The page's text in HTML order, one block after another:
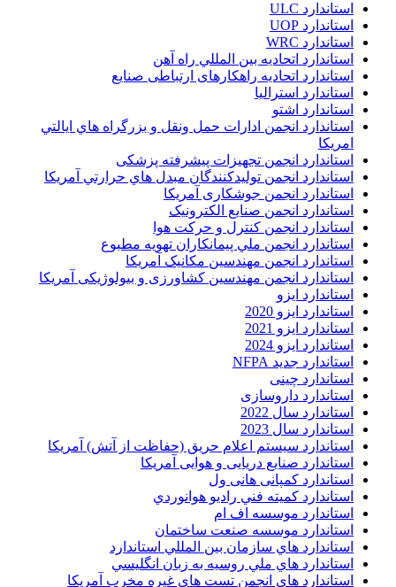
استاندارد ULC
استاندارد UOP
استاندارد WRC
استاندارد اتحاديه بين المللي راه آهن
استاندارد اتحادیه راهکارهای ارتباطی صنایع
استاندارد استرالیا
استاندارد اشتو
استاندارد انجمن ادارات حمل ونقل و بزرگراه هاي ايالتي
امريکا
استاندارد انجمن تجهیزات پیشرفته پزشکی
استاندارد انجمن توليدکنندگان مبدل هاي حرارتي آمريکا
استاندارد انجمن جوشکاری آمریکا
استاندارد انجمن صنايع الکترونيک
استاندارد انجمن کنترل و حرکت هوا
استاندارد انجمن ملي پيمانکاران تهويه مطبوع
استاندارد انجمن مهندسين مکانيک آمريکا
استاندارد انجمن مهندسین کشاورزی و بیولوژیکی آمریکا
استاندارد ایزو
استاندارد ایزو 2020
استاندارد ایزو 2021
استاندارد ایزو 2024
استاندارد جدید NFPA
استاندارد چینی
استاندارد داروسازی
استاندارد سال 2022
استاندارد سال 2023
استاندارد سیستم اعلام حریق (حفاظت از آتش) آمریکا
استاندارد صنایع دریایی و هوایی آمریکا
استاندارد کمپانی هانی ول
استاندارد کميته فني راديو هوانوردي
استاندارد موسسه اف ام
استاندارد موسسه صنعت ساختمان
استاندارد هاي سازمان بين المللي استاندارد
استاندارد هاي ملي روسيه به زبان انگليسي
استاندارد های انجمن تست هاي غيره مخرب آمريکا